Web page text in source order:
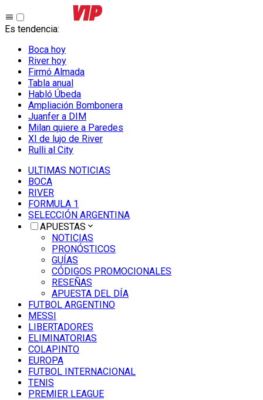
Es tendencia:
Boca hoy
River hoy
Firmó Almada
Tabla anual
Habló Úbeda
Ampliación Bombonera
Juanfer a DIM
Milan quiere a Paredes
XI de lujo de River
Rulli al City
ULTIMAS NOTICIAS
BOCA
RIVER
FORMULA 1
SELECCIÓN ARGENTINA
APUESTAS
NOTICIAS
PRONÓSTICOS
GUÍAS
CÓDIGOS PROMOCIONALES
RESEÑAS
APUESTA DEL DÍA
FUTBOL ARGENTINO
MESSI
LIBERTADORES
ELIMINATORIAS
COLAPINTO
EUROPA
FUTBOL INTERNACIONAL
TENIS
PREMIER LEAGUE